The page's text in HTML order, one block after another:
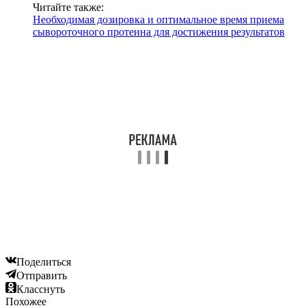
Читайте также:
Необходимая дозировка и оптимальное время приема
сывороточного протеина для достижения результатов
Поделиться
Отправить
Класснуть
Похожее